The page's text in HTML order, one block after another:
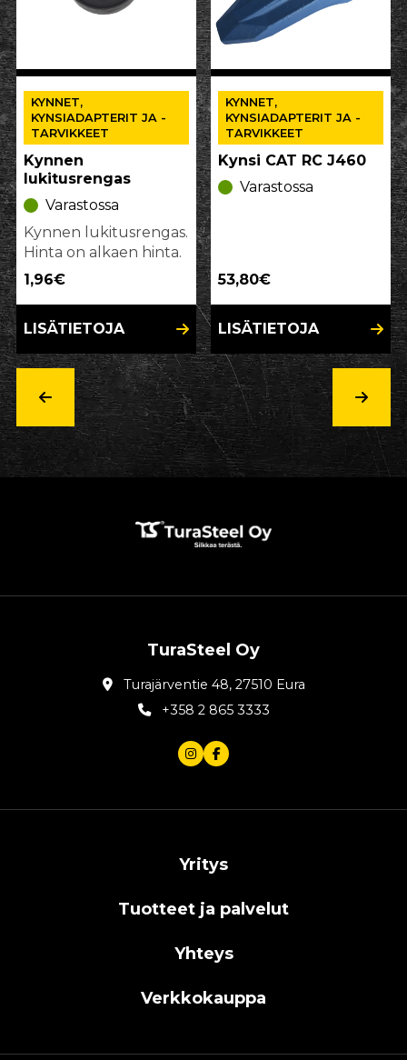
Kynnen
lukitusrengas
KYNNET,
KYNSIADAPTERIT JA -
TARVIKKEET
Varastossa
Kynnen lukitusrengas.
Hinta on alkaen hinta.
1,96€
LISÄTIETOJA
Kynsi CAT RC J460
KYNNET,
KYNSIADAPTERIT JA -
TARVIKKEET
Varastossa
53,80€
LISÄTIETOJA
TuraSteel Oy
Turajärventie 48, 27510 Eura
+358 2 865 3333
Yritys
Tuotteet ja palvelut
Yhteys
Verkkokauppa